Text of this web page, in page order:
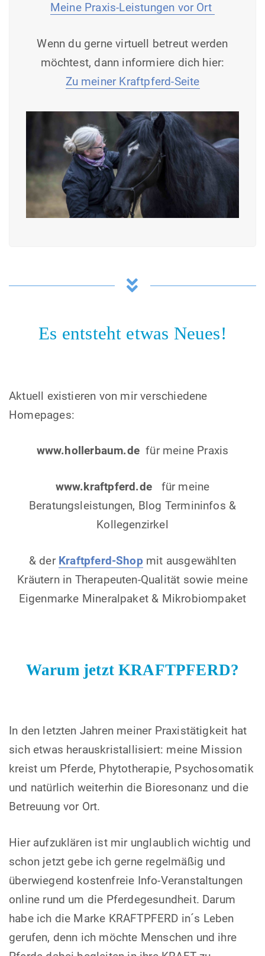
Meine Praxis-Leistungen vor Ort
Wenn du gerne virtuell betreut werden
möchtest, dann informiere dich hier:
Zu meiner Kraftpferd-Seite
Es entsteht etwas Neues!
Aktuell existieren von mir verschiedene
Homepages:
www.hollerbaum.defür meine Praxis
www.kraftpferd.defür meine
Beratungsleistungen, Blog Termininfos &
Kollegenzirkel
& der Kraftpferd-Shop mit ausgewählten
Kräutern in Therapeuten-Qualität sowie meine
Eigenmarke Mineralpaket & Mikrobiompaket
Warum jetzt KRAFTPFERD?
In den letzten Jahren meiner Praxistätigkeit hat
sich etwas herauskristallisiert: meine Mission
kreist um Pferde, Phytotherapie, Psychosomatik
und natürlich weiterhin die Bioresonanz und die
Betreuung vor Ort.
Hier aufzuklären ist mir unglaublich wichtig und
schon jetzt gebe ich gerne regelmäßig und
überwiegend kostenfreie Info-Veranstaltungen
online rund um die Pferdegesundheit. Darum
habe ich die Marke KRAFTPFERD in´s Leben
gerufen, denn ich möchte Menschen und ihre